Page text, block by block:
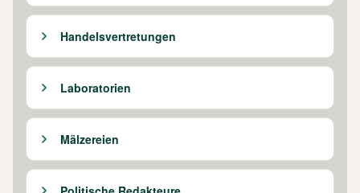
Handelsvertretungen
Laboratorien
Mälzereien